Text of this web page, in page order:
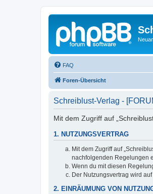
FAQ
Foren-Übersicht
Schreiblust-Verlag -
Mit dem Zugriff auf
1. NUTZUNGSVERTRAG
Mit dem Zugriff auf
nachfolgenden Regelungen
Wenn du mit diesen
Der Nutzungsvertrag wird
2. EINRÄUMUNG VON